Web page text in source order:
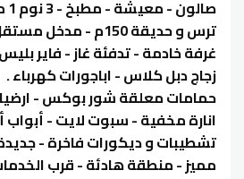
ترس و حديقة 150م - مدخل مستقل - كراج خاص .
غرفة خادمة - تدفئة غاز - فاير
زجاج دبل كلاس - اباجورات كهرباء .
حمامات معلقة شور بوكس -
انارة مخفية - سبوت لايت - أبواب
تشطيبات و ديكورات فاخرة -
مميز - منطقة هادئة - قرب